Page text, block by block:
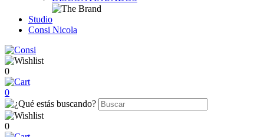
Studio
Consi Nicola
0
0
0